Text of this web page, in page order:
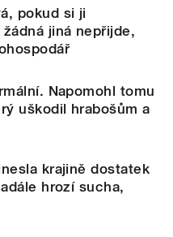
pokud si ji
jiná nepřijde,
Napomohl tomu
uškodil hrabošům a
krajině dostatek
hrozí sucha,